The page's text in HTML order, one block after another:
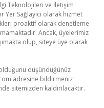
Teknolojileri ve İletişim
Yer Sağlayıcı olarak hizmet
proaktif olarak denetleme
Ancak, üyelerimiz
olup, siteye üye olarak
düşündüğünüz
adresine bildirmeniz
sitemizden kaldırılacaktır.